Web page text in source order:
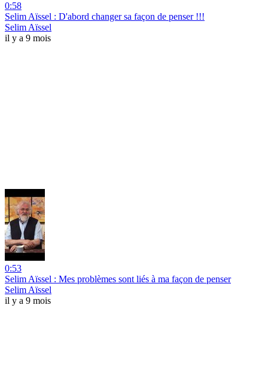
0:58
Selim Aïssel : D'abord changer sa façon de penser !!!
Selim Aïssel
il y a 9 mois
0:53
Selim Aïssel : Mes problèmes sont liés à ma façon de penser
Selim Aïssel
il y a 9 mois